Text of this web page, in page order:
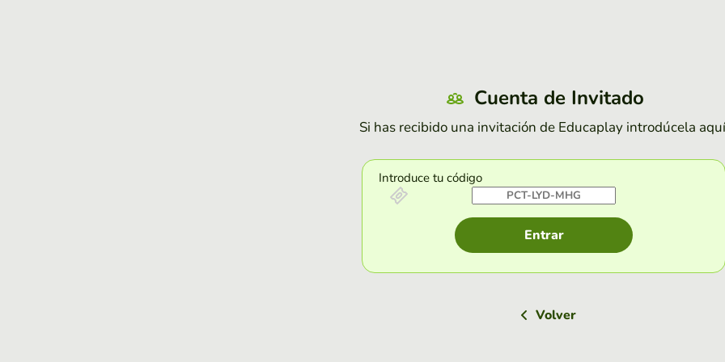
Cuenta de Invitado
Si has recibido una invitación de Educaplay introdúcela
Introduce tu código
Entrar
Volver